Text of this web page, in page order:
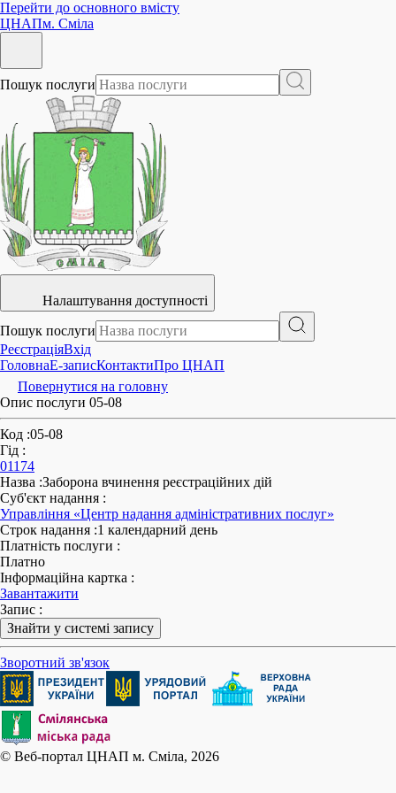
Перейти до основного вмісту
ЦНАПм. Сміла
Пошук послуги
Налаштування доступності
Пошук послуги
РеєстраціяВхід
ГоловнаE-записКонтактиПро ЦНАП
Повернутися на головну
Опис послуги 05-08
Код :05-08
Гід :
01174
Назва :Заборона вчинення реєстраційних дій
Суб'єкт надання :
Управління «Центр надання адміністративних послуг»
Строк надання :1 календарний день
Платність послуги :
Платно
Інформаційна картка :
Завантажити
Запис :
Знайти у системі запису
Зворотний зв'язок
© Веб-портал ЦНАП м. Сміла, 2026